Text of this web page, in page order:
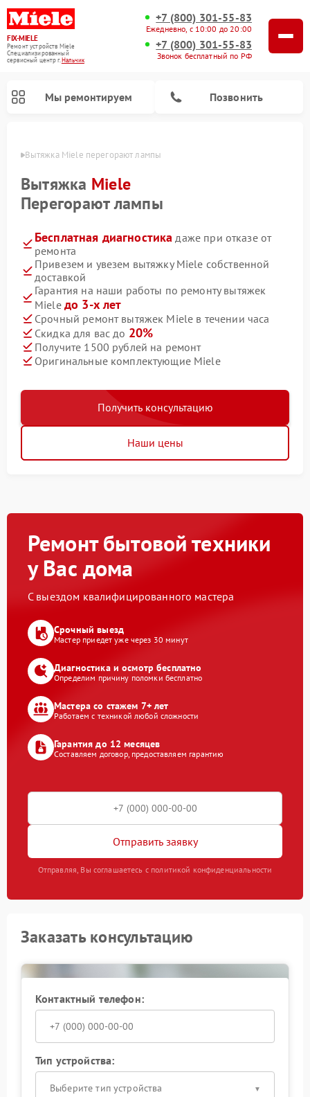
FIX-MIELE
Ремонт устройств Miele
Специализированный
cервисный центр г.Нальчик
+7 (800) 301-55-83
Ежедневно, с 10:00 до 20:00
+7 (800) 301-55-83
Звонок бесплатный по РФ
Мы ремонтируем Позвонить
Вытяжка Miele перегорают лампы
Вытяжка Miele
Перегорают лампы
Бесплатная диагностика даже при отказе от
ремонта
Привезем и увезем вытяжку Miele собственной
доставкой
Гарантия на наши работы по ремонту вытяжек
Miele до 3-х лет
Срочный ремонт вытяжек Miele в течении часа
Скидка для вас до 20%
Получите 1500 рублей на ремонт
Оригинальные комплектующие Miele
Получить консультацию
Наши цены
Ремонт бытовой техники
у Вас дома
С выездом квалифицированного мастера
Срочный выезд
Мастер приедет уже через 30 минут
Диагностика и осмотр бесплатно
Определим причину поломки бесплатно
Мастера со стажем 7+ лет
Работаем с техникой любой сложности
Гарантия до 12 месяцев
Составляем договор, предоставляем гарантию
Отправить заявку
Отправляя, Вы соглашаетесь с политикой конфиденциальности
Заказать консультацию
Контактный телефон:
Тип устройства:
Выберите тип устройства